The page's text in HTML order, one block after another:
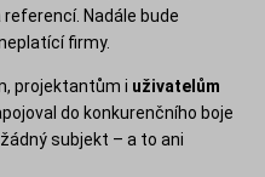
Nadále bude
firmy.
projektantům i uživatelům
do konkurenčního boje
subjekt – a to ani